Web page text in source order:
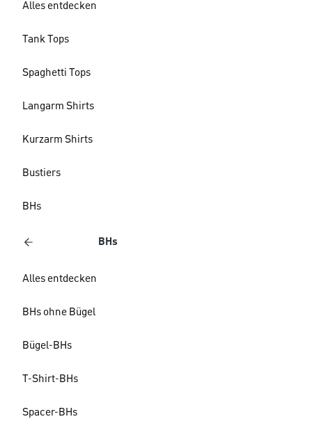
Alles entdecken
Tank Tops
Spaghetti Tops
Langarm Shirts
Kurzarm Shirts
Bustiers
BHs
BHs
Alles entdecken
BHs ohne Bügel
Bügel-BHs
T-Shirt-BHs
Spacer-BHs